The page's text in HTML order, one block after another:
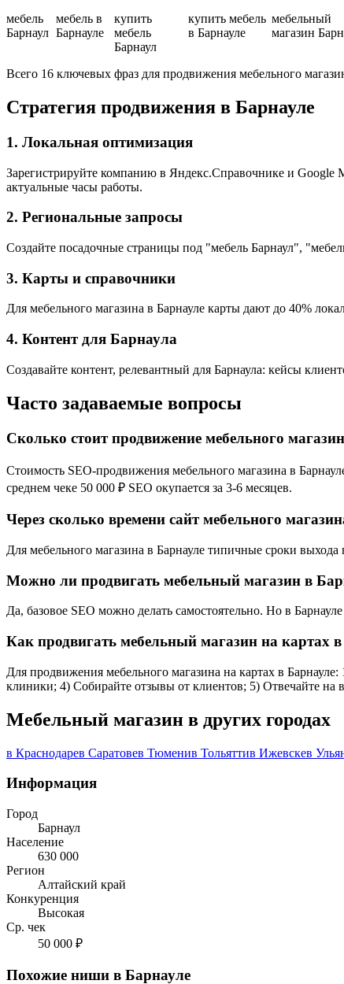
мебель
Барнаул
мебель в
Барнауле
купить
мебель
Барнаул
купить мебель
в Барнауле
мебельный
магазин
Всего 16 ключевых фраз для продвижения мебельного
Стратегия продвижения в Барнауле
1. Локальная оптимизация
Зарегистрируйте компанию в Яндекс.Справочнике и Google
актуальные часы работы.
2. Региональные запросы
Создайте посадочные страницы под "мебель Барнаул",
3. Карты и справочники
Для мебельного магазина в Барнауле карты дают до 40%
4. Контент для Барнаула
Создавайте контент, релевантный для Барнаула: кейсы
Часто задаваемые вопросы
Сколько стоит продвижение мебельного
Стоимость SEO-продвижения мебельного магазина в
среднем чеке 50 000 ₽ SEO окупается за 3-6 месяцев.
Через сколько времени сайт мебельного
Для мебельного магазина в Барнауле типичные сроки
Можно ли продвигать мебельный магазин в
Да, базовое SEO можно делать самостоятельно. Но в
Как продвигать мебельный магазин на картах
Для продвижения мебельного магазина на картах в
клиники; 4) Собирайте отзывы от клиентов; 5) Отвечайте на
Мебельный магазин в других городах
в Краснодарев Саратовев Тюменив Тольяттив Ижевскев
Информация
Город
Барнаул
Население
630 000
Регион
Алтайский край
Конкуренция
Высокая
Ср. чек
50 000 ₽
Похожие ниши в Барнауле